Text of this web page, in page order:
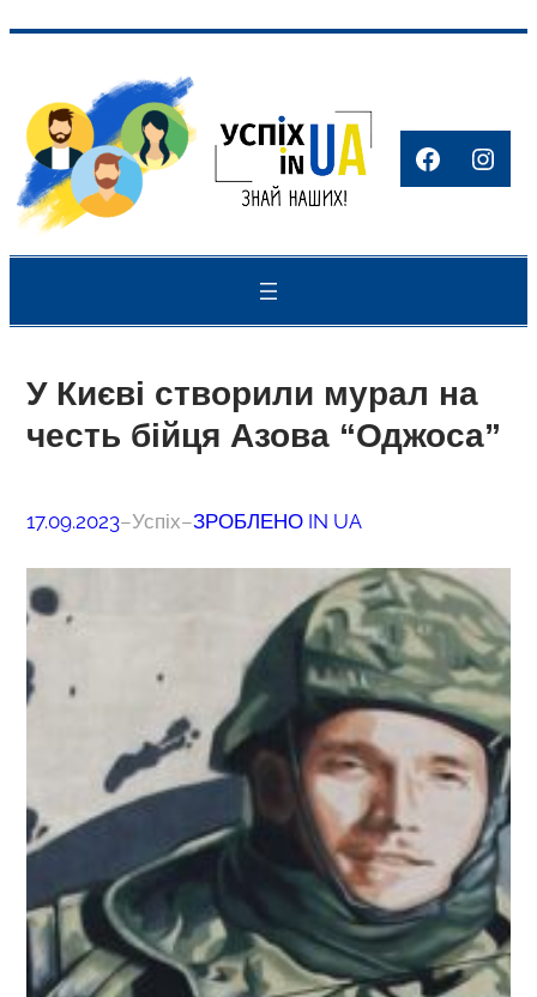
вмісту
У Києві створили мурал на
честь бійця Азова “Оджоса”
17.09.2023–Успіх–ЗРОБЛЕНО IN UA